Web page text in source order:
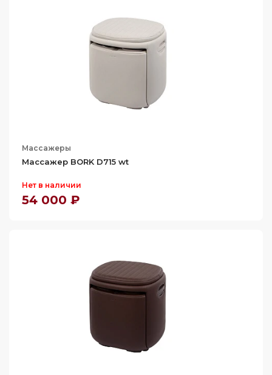
Массажеры
Массажер BORK D715 wt
Нет в наличии
54 000 ₽